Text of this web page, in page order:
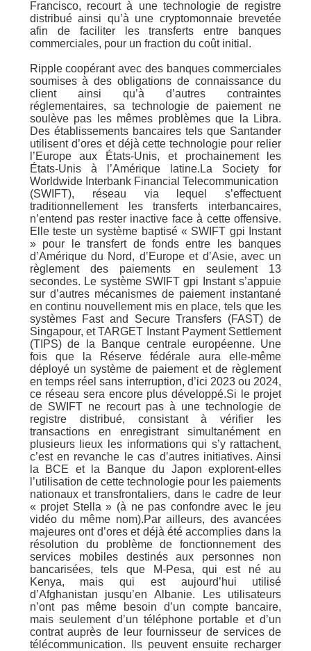
Francisco, recourt à une technologie de registre
distribué ainsi qu’à une cryptomonnaie brevetée
afin de faciliter les transferts entre banques
commerciales, pour un fraction du coût initial.
Ripple coopérant avec des banques commerciales
soumises à des obligations de connaissance du
client ainsi qu’à d’autres contraintes
réglementaires, sa technologie de paiement ne
soulève pas les mêmes problèmes que la Libra.
Des établissements bancaires tels que Santander
utilisent d’ores et déjà cette technologie pour relier
l’Europe aux États-Unis, et prochainement les
États-Unis à l’Amérique latine.La Society for
Worldwide Interbank Financial Telecommunication
(SWIFT), réseau via lequel s’effectuent
traditionnellement les transferts interbancaires,
n’entend pas rester inactive face à cette offensive.
Elle teste un système baptisé « SWIFT gpi Instant
» pour le transfert de fonds entre les banques
d’Amérique du Nord, d’Europe et d’Asie, avec un
règlement des paiements en seulement 13
secondes. Le système SWIFT gpi Instant s’appuie
sur d’autres mécanismes de paiement instantané
en continu nouvellement mis en place, tels que les
systèmes Fast and Secure Transfers (FAST) de
Singapour, et TARGET Instant Payment Settlement
(TIPS) de la Banque centrale européenne. Une
fois que la Réserve fédérale aura elle-même
déployé un système de paiement et de règlement
en temps réel sans interruption, d’ici 2023 ou 2024,
ce réseau sera encore plus développé.Si le projet
de SWIFT ne recourt pas à une technologie de
registre distribué, consistant à vérifier les
transactions en enregistrant simultanément en
plusieurs lieux les informations qui s’y rattachent,
c’est en revanche le cas d’autres initiatives. Ainsi
la BCE et la Banque du Japon explorent-elles
l’utilisation de cette technologie pour les paiements
nationaux et transfrontaliers, dans le cadre de leur
« projet Stella » (à ne pas confondre avec le jeu
vidéo du même nom).Par ailleurs, des avancées
majeures ont d’ores et déjà été accomplies dans la
résolution du problème de fonctionnement des
services mobiles destinés aux personnes non
bancarisées, tels que M-Pesa, qui est né au
Kenya, mais qui est aujourd’hui utilisé
d’Afghanistan jusqu’en Albanie. Les utilisateurs
n’ont pas même besoin d’un compte bancaire,
mais seulement d’un téléphone portable et d’un
contrat auprès de leur fournisseur de services de
télécommunication. Ils peuvent ensuite recharger